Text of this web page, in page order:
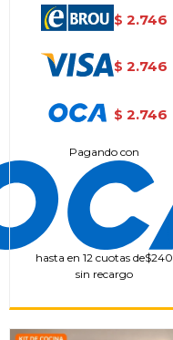
$ 2.746
$ 2.746
$ 2.746
Pagando con
hasta en 12 cuotas de$240
sin recargo